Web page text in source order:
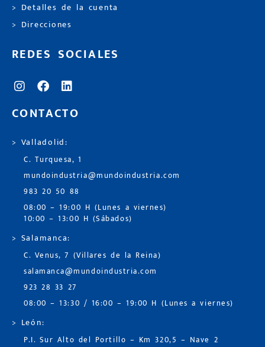
> Detalles de la cuenta
> Direcciones
REDES SOCIALES
CONTACTO
> Valladolid:
C. Turquesa, 1
mundoindustria@mundoindustria.com
983 20 50 88
08:00 – 19:00 H (Lunes a viernes)
10:00 – 13:00 H (Sábados)
> Salamanca:
C. Venus, 7 (Villares de la Reina)
salamanca@mundoindustria.com
923 28 33 27
08:00 – 13:30 / 16:00 – 19:00 H (Lunes a viernes)
> León:
P.I. Sur Alto del Portillo – Km 320,5 – Nave 2